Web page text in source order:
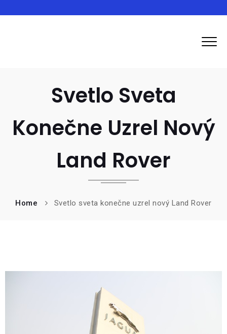
Svetlo Sveta
Konečne Uzrel Nový
Land Rover
Home Svetlo sveta konečne uzrel nový Land Rover